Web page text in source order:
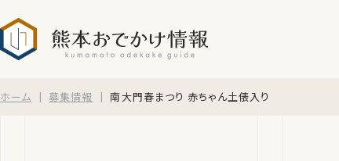
ホーム 募集情報 南大門春まつり 赤ちゃん土俵入り